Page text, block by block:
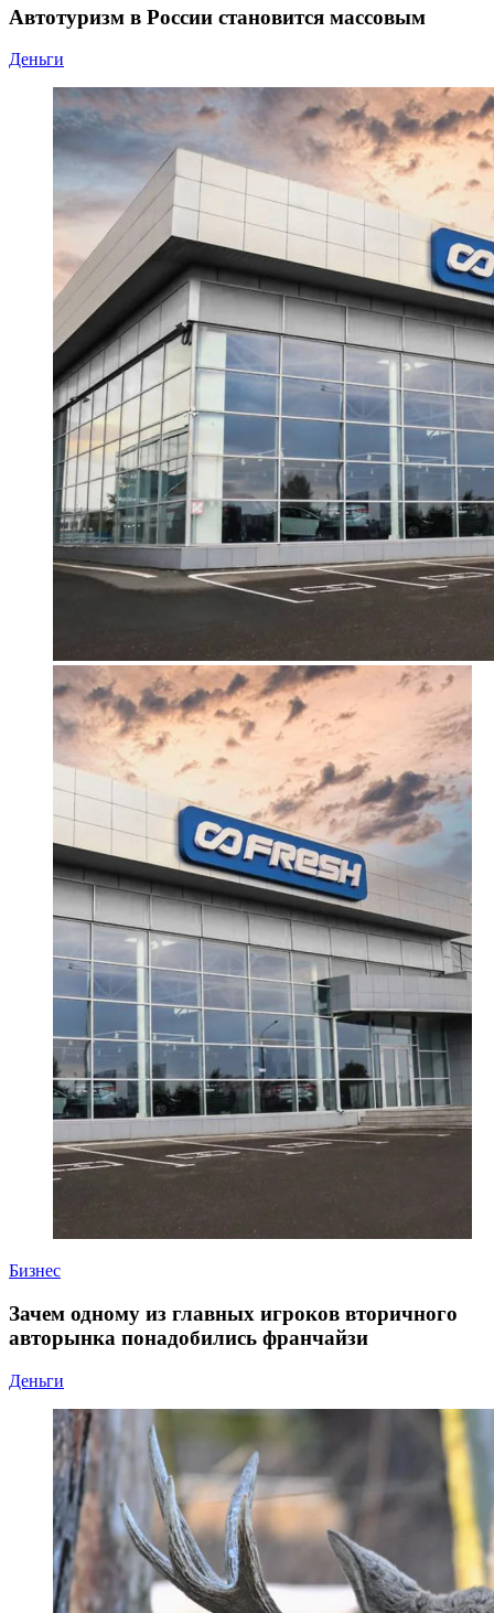
Автотуризм в России становится массовым
Деньги
Бизнес
Зачем одному из главных игроков вторичного
авторынка понадобились франчайзи
Деньги